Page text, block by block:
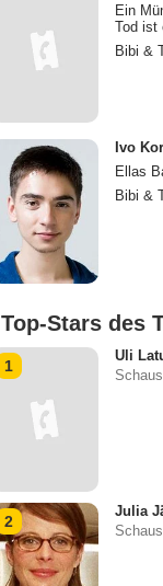
Ein
Tod ist
Bibi &
Ivo
Ellas
Bibi &
Top-Stars des
1
Uli
2
Julia